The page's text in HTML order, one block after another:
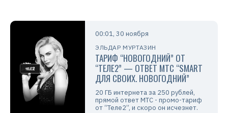
00:01, 30 ноября
ЭЛЬДАР МУРТАЗИН
ТАРИФ “НОВОГОДНИЙ” ОТ
“ТЕЛЕ2” — ОТВЕТ МТС “SMART
ДЛЯ СВОИХ. НОВОГОДНИЙ”
20 ГБ интернета за 250 рублей,
прямой ответ МТС - промо-тариф
от “Теле2”, и скоро он исчезнет.